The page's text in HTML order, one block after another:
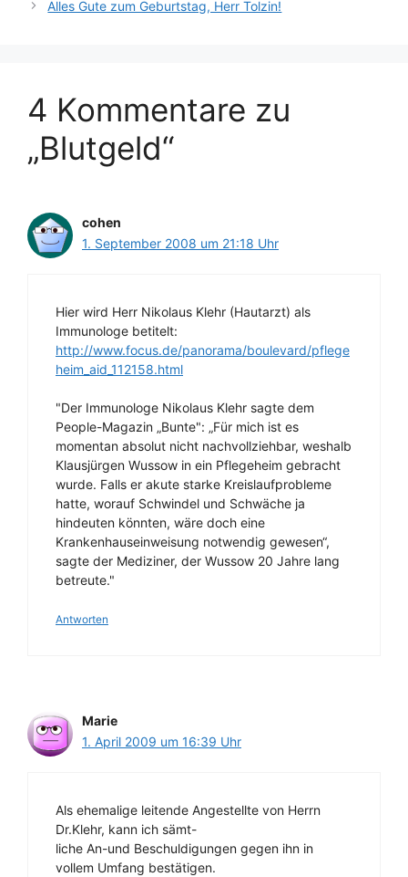
Alles Gute zum Geburtstag, Herr Tolzin!
4 Kommentare zu
„Blutgeld“
cohen
1. September 2008 um 21:18 Uhr
Hier wird Herr Nikolaus Klehr (Hautarzt) als
Immunologe betitelt:
http://www.focus.de/panorama/boulevard/pflege
heim_aid_112158.html
"Der Immunologe Nikolaus Klehr sagte dem
People-Magazin „Bunte": „Für mich ist es
momentan absolut nicht nachvollziehbar, weshalb
Klausjürgen Wussow in ein Pflegeheim gebracht
wurde. Falls er akute starke Kreislaufprobleme
hatte, worauf Schwindel und Schwäche ja
hindeuten könnten, wäre doch eine
Krankenhauseinweisung notwendig gewesen“,
sagte der Mediziner, der Wussow 20 Jahre lang
betreute."
Antworten
Marie
1. April 2009 um 16:39 Uhr
Als ehemalige leitende Angestellte von Herrn
Dr.Klehr, kann ich sämt-
liche An-und Beschuldigungen gegen ihn in
vollem Umfang bestätigen.